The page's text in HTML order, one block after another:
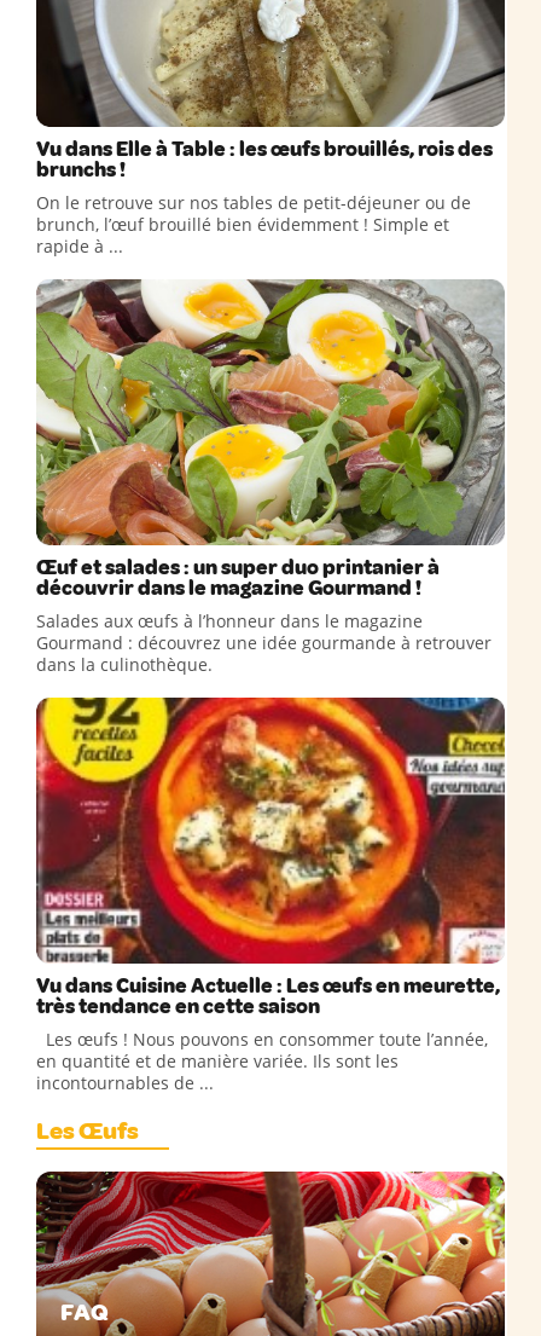
Vu dans Elle à Table : les œufs brouillés, rois des
brunchs !
On le retrouve sur nos tables de petit-déjeuner ou de
brunch, l’œuf brouillé bien évidemment ! Simple et
rapide à ...
Œuf et salades : un super duo printanier à
découvrir dans le magazine Gourmand !
Salades aux œufs à l’honneur dans le magazine
Gourmand : découvrez une idée gourmande à retrouver
dans la culinothèque.
Vu dans Cuisine Actuelle : Les œufs en meurette,
très tendance en cette saison
Les œufs ! Nous pouvons en consommer toute l’année,
en quantité et de manière variée. Ils sont les
incontournables de ...
Les Œufs
FAQ